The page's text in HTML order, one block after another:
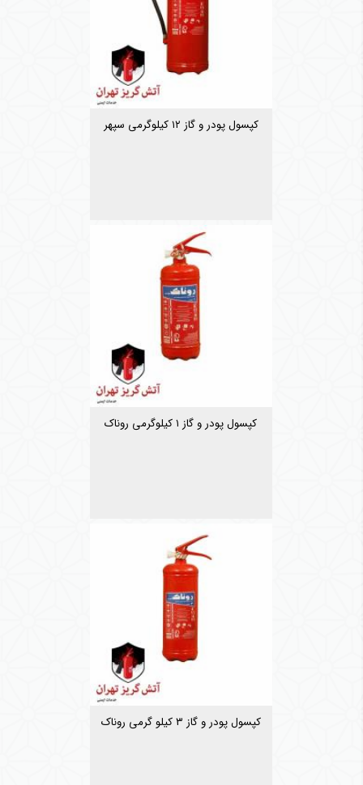
کپسول پودر و گاز ۱۲ کیلوگرمی سپهر
کپسول پودر و گاز ۱ کیلوگرمی روناک
کپسول پودر و گاز ۳ کیلو گرمی روناک